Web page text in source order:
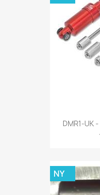
DMR1-UK
NY